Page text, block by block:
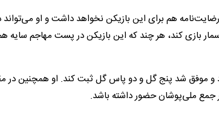
هم برای این بازیکن نخواهد داشت و او می‌تواند
بازی کند، هر چند که این بازیکن در پست مهاجم سایه
و موفق شد پنج گل و دو پاس گل ثبت کند. او همچنین در
جمع ملی‌پوشان حضور داشته باشد.